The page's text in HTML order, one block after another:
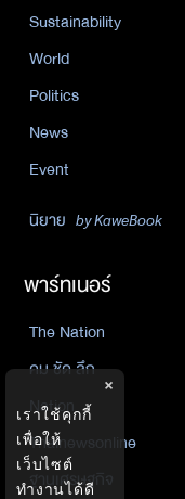
Sustainability
World
Politics
News
Event
นิยาย by KaweBook
พาร์ทเนอร์
The Nation
คม ชัด ลึก
Nation
Thainewsonline
ฐานเศรษฐกิจ
×
เราใช้คุกกี้
เพื่อให้
เว็บไซต์
ทำงานได้ดี